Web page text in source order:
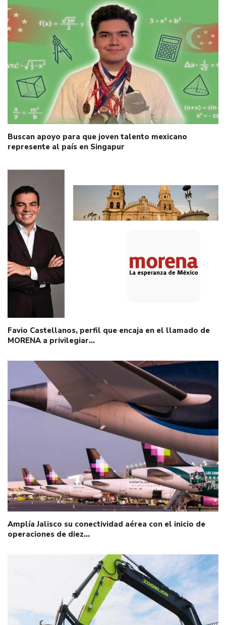
Buscan apoyo para que joven talento mexicano
represente al país en Singapur
Favio Castellanos, perfil que encaja en el llamado de
MORENA a privilegiar…
Amplía Jalisco su conectividad aérea con el inicio de
operaciones de diez…